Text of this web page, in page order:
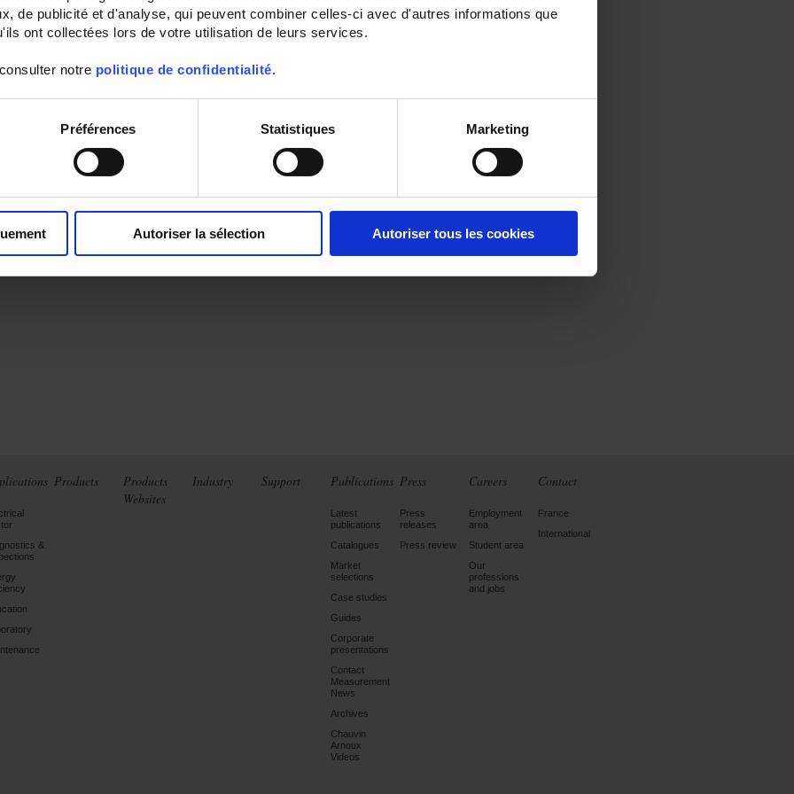
de publicité et d'analyse, qui peuvent combiner celles-ci avec d'autres informations que
ont collectées lors de votre utilisation de leurs services.
notre politique de confidentialité.
Préférences Statistiques Marketing
Autoriser la sélection Autoriser tous les cookies
&
Products
Products
Websites
Industry Support Publications
Latest
publications
Catalogues
Market
selections
Case studies
Guides
Corporate
presentations
Contact
Measurement
News
Archives
Chauvin
Arnoux
Videos
Press
Press
releases
Press review
Careers
Employment
area
Student area
Our
professions
and jobs
Contact
France
International